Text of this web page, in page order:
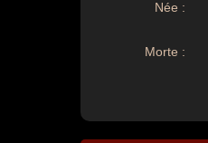
Née :
Morte :